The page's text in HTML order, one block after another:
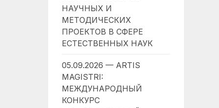
НАУЧНЫХ И
МЕТОДИЧЕСКИХ
ПРОЕКТОВ В СФЕРЕ
ЕСТЕСТВЕННЫХ НАУК
05.09.2026 — ARTIS
MAGISTRI:
МЕЖДУНАРОДНЫЙ
КОНКУРС